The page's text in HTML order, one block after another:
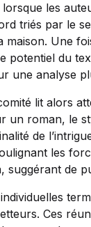
les
triés par le
maison. Une
potentiel du
une analyse
lit alors
un roman, le
de
les
suggérant de
Ces